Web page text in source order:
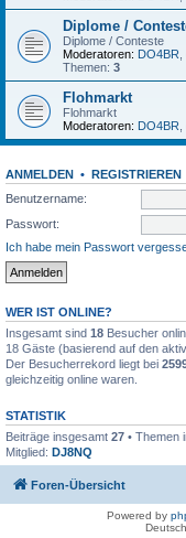
Diplome /
Diplome / Conteste
Moderatoren: DO4BR
Themen: 3
Flohmarkt
Flohmarkt
Moderatoren: DO4BR
ANMELDEN • REGISTRIEREN
Benutzername:
Passwort:
Ich habe mein Passwort
WER IST ONLINE?
Insgesamt sind 18 Besucher
18 Gäste (basierend auf den
Der Besucherrekord liegt bei
gleichzeitig online waren.
STATISTIK
Beiträge insgesamt 27 • Themen
Mitglied: DJ8NQ
Foren-Übersicht
Powered by